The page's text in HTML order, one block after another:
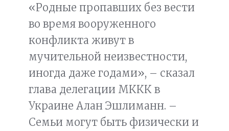
«Родные пропавших без вести
во время вооруженного
конфликта живут в
мучительной неизвестности,
иногда даже годами», – сказал
глава делегации МККК в
Украине Алан Эшлиманн. –
Семьи могут быть физически и